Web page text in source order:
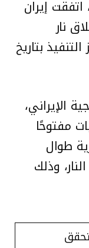
اتفقت إيران
نار
بتاريخ
الإيراني،
مفتوحًا
طوال
وذلك